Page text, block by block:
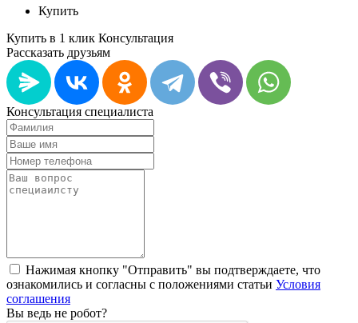
Купить
Купить в 1 клик Консультация
Рассказать друзьям
Консультация специалиста
Нажимая кнопку "Отправить" вы подтверждаете, что
ознакомились и согласны с положениями статьи Условия
соглашения
Вы ведь не робот?